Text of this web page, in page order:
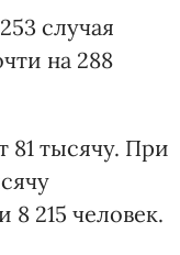
случая
на 288
81 тысячу. При
8 215 человек.